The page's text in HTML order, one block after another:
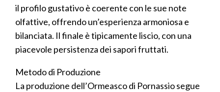
il profilo gustativo è coerente con le sue note
olfattive, offrendo un’esperienza armoniosa e
bilanciata. Il finale è tipicamente liscio, con una
piacevole persistenza dei sapori fruttati.
Metodo di Produzione
La produzione dell’Ormeasco di Pornassio segue